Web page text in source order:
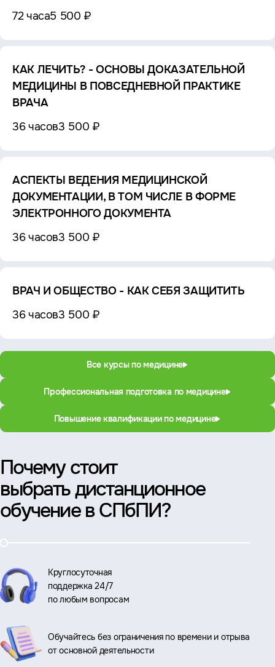
72 часа5 500 ₽
КАК ЛЕЧИТЬ? - ОСНОВЫ ДОКАЗАТЕЛЬНОЙ
МЕДИЦИНЫ В ПОВСЕДНЕВНОЙ ПРАКТИКЕ
ВРАЧА
36 часов3 500 ₽
АСПЕКТЫ ВЕДЕНИЯ МЕДИЦИНСКОЙ
ДОКУМЕНТАЦИИ, В ТОМ ЧИСЛЕ В ФОРМЕ
ЭЛЕКТРОННОГО ДОКУМЕНТА
36 часов3 500 ₽
ВРАЧ И ОБЩЕСТВО - КАК СЕБЯ ЗАЩИТИТЬ
36 часов3 500 ₽
Все курсы по медицине
Профессиональная подготовка по медицине
Повышение квалификации по медицине
Почему стоит
выбрать дистанционное
обучение в СПбПИ?
Круглосуточная
поддержка 24/7
по любым вопросам
Обучайтесь без ограничения по времени и отрыва
от основной деятельности